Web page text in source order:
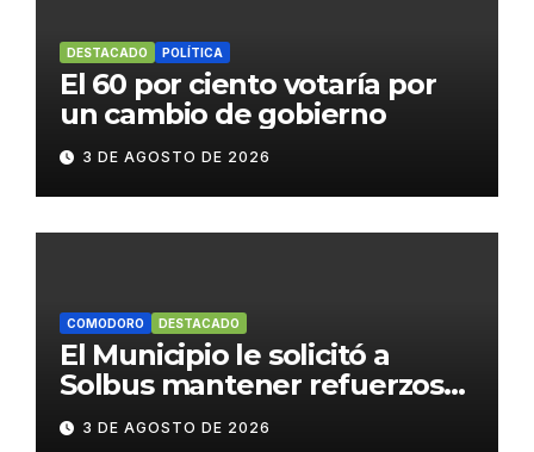
DESTACADO POLÍTICA
El 60 por ciento votaría por
un cambio de gobierno
3 DE AGOSTO DE 2026
COMODORO DESTACADO
El Municipio le solicitó a
Solbus mantener refuerzos
escolares y servicios
habituales
3 DE AGOSTO DE 2026